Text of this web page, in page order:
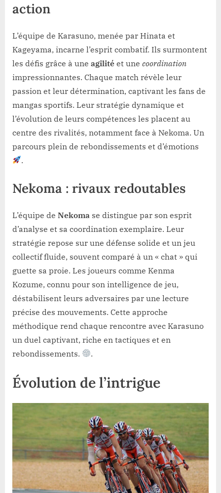
action
L’équipe de Karasuno, menée par Hinata et
Kageyama, incarne l’esprit combatif. Ils surmontent
les défis grâce à une agilité et une coordination
impressionnantes. Chaque match révèle leur
passion et leur détermination, captivant les fans de
mangas sportifs. Leur stratégie dynamique et
l’évolution de leurs compétences les placent au
centre des rivalités, notamment face à Nekoma. Un
parcours plein de rebondissements et d’émotions
.
Nekoma : rivaux redoutables
L’équipe de Nekoma se distingue par son esprit
d’analyse et sa coordination exemplaire. Leur
stratégie repose sur une défense solide et un jeu
collectif fluide, souvent comparé à un « chat » qui
guette sa proie. Les joueurs comme Kenma
Kozume, connu pour son intelligence de jeu,
déstabilisent leurs adversaires par une lecture
précise des mouvements. Cette approche
méthodique rend chaque rencontre avec Karasuno
un duel captivant, riche en tactiques et en
rebondissements.
.
Évolution de l’intrigue